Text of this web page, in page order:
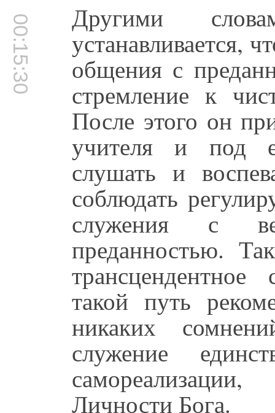
00:15:30 Другими
устанавливается,
общения с
стремление к
После этого он
учителя и под
слушать и
соблюдать
служения с
преданностью.
такой путь
никаких
служение
Личности Бога.